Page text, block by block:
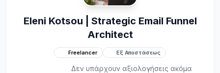
Eleni Kotsou | Strategic Email Funnel
Architect
Freelancer Εξ Αποστάσεως
Δεν υπάρχουν αξιολογήσεις ακόμα